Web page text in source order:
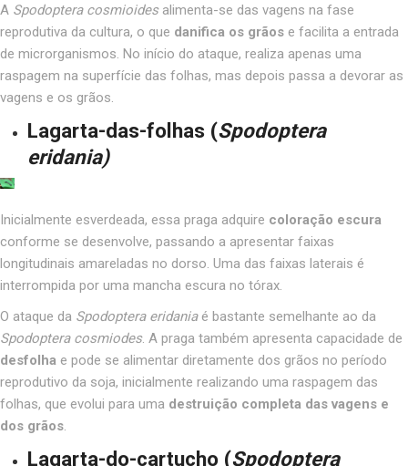
A Spodoptera cosmioidesalimenta-se das vagens na fase
reprodutiva da cultura, o que danifica os grãos e facilita a entrada
de microrganismos. No início do ataque, realiza apenas uma
raspagem na superfície das folhas, mas depois passa a devorar as
vagens e os grãos.
Lagarta-das-folhas (Spodoptera
eridania)
Inicialmente esverdeada, essa praga adquire coloração escura
conforme se desenvolve, passando a apresentar faixas
longitudinais amareladas no dorso. Uma das faixas laterais é
interrompida por uma mancha escura no tórax.
O ataque da Spodoptera eridaniaé bastante semelhante ao da
Spodoptera cosmiodes. A praga também apresenta capacidade de
desfolha e pode se alimentar diretamente dos grãos no período
reprodutivo da soja, inicialmente realizando uma raspagem das
folhas, que evolui para uma destruição completa das vagens e
dos grãos.
Lagarta-do-cartucho (Spodoptera